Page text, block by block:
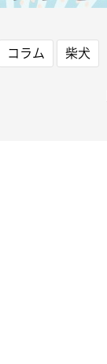
コラム 柴犬